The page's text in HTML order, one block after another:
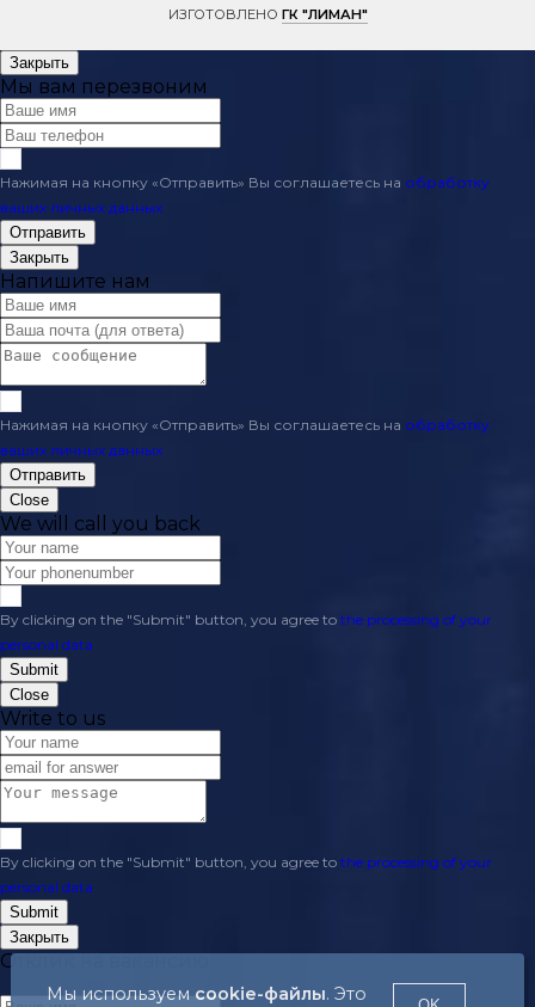
ИЗГОТОВЛЕНО ГК "ЛИМАН"
Закрыть
Мы вам перезвоним
Нажимая на кнопку «Отправить» Вы соглашаетесь на обработку
ваших личных данных
Отправить
Закрыть
Напишите нам
Нажимая на кнопку «Отправить» Вы соглашаетесь на обработку
ваших личных данных
Отправить
Close
We will call you back
By clicking on the "Submit" button, you agree to the processing of your
personal data
Submit
Close
Write to us
By clicking on the "Submit" button, you agree to the processing of your
personal data
Submit
Закрыть
Отклик на вакансию
Мы используемcookie-файлы. Это